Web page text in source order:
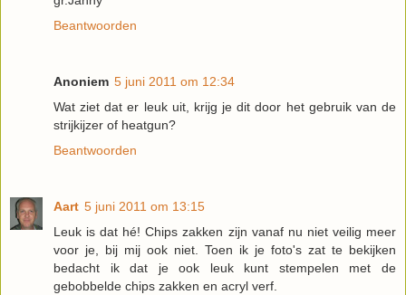
Beantwoorden
Anoniem 5 juni 2011 om 12:34
Wat ziet dat er leuk uit, krijg je dit door het gebruik van de
strijkijzer of heatgun?
Beantwoorden
Aart 5 juni 2011 om 13:15
Leuk is dat hé! Chips zakken zijn vanaf nu niet veilig meer
voor je, bij mij ook niet. Toen ik je foto's zat te bekijken
bedacht ik dat je ook leuk kunt stempelen met de
gebobbelde chips zakken en acryl verf.